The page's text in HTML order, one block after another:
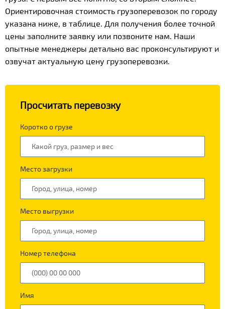
Ориентировочная стоимость грузоперевозок по городу
указана ниже, в таблице. Для получения более точной
цены заполните заявку или позвоните нам. Наши
опытные менеджеры детально вас проконсультируют и
озвучат актуальную цену грузоперевозки.
Просчитать перевозку
Коротко о грузе
Место загрузки
Место выгрузки
Номер телефона
Имя